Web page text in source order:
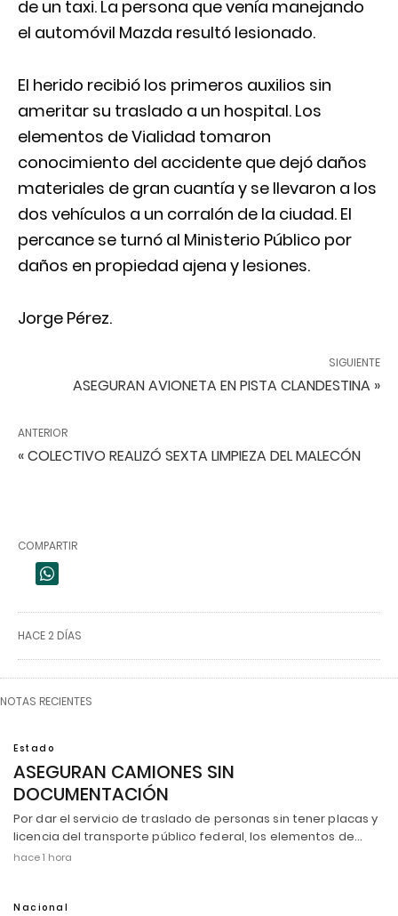
de un taxi. La persona que venía manejando
el automóvil Mazda resultó lesionado.
El herido recibió los primeros auxilios sin
ameritar su traslado a un hospital. Los
elementos de Vialidad tomaron
conocimiento del accidente que dejó daños
materiales de gran cuantía y se llevaron a los
dos vehículos a un corralón de la ciudad. El
percance se turnó al Ministerio Público por
daños en propiedad ajena y lesiones.
Jorge Pérez.
SIGUIENTE
ASEGURAN AVIONETA EN PISTA CLANDESTINA »
ANTERIOR
« COLECTIVO REALIZÓ SEXTA LIMPIEZA DEL MALECÓN
COMPARTIR
HACE 2 DÍAS
NOTAS RECIENTES
Estado
ASEGURAN CAMIONES SIN
DOCUMENTACIÓN
Por dar el servicio de traslado de personas sin tener placas y
licencia del transporte público federal, los elementos de…
hace 1 hora
Nacional